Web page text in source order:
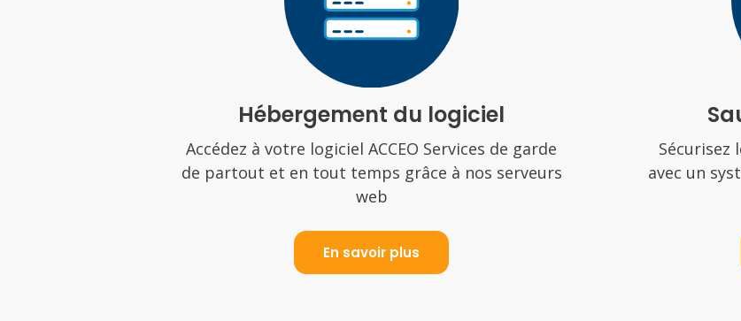
Hébergement du logiciel
Accédez à votre logiciel ACCEO Services de garde
de partout et en tout temps grâce à nos serveurs
web
En savoir plus
Sécurisez
avec un